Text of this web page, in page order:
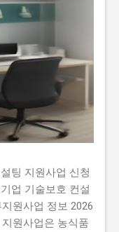
팅 지원사업 신청
업 기술보호 컨설
원사업 정보 2026
원사업은 농식품